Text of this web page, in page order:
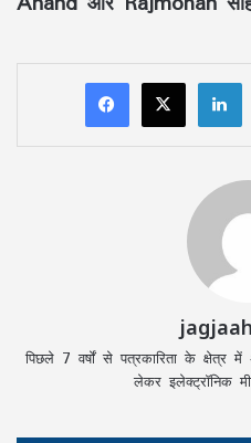
पिछले 7 वर्षों से पत्रकारिता के
लेकर इलेक्ट्रॉनिक